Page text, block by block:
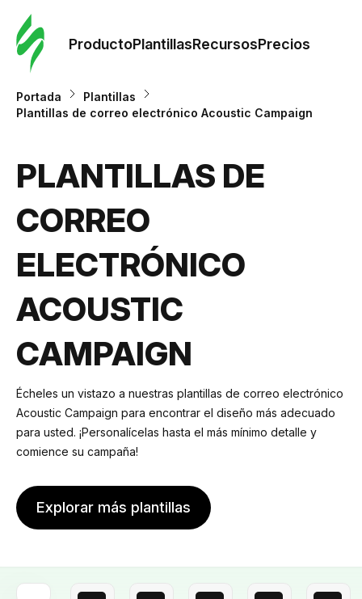
ProductoPlantillasRecursosPrecios
Portada
Plantillas
Plantillas de correo electrónico Acoustic Campaign
PLANTILLAS DE
CORREO
ELECTRÓNICO
ACOUSTIC
CAMPAIGN
Écheles un vistazo a nuestras plantillas de correo electrónico
Acoustic Campaign para encontrar el diseño más adecuado
para usted. ¡Personalícelas hasta el más mínimo detalle y
comience su campaña!
Explorar más plantillas